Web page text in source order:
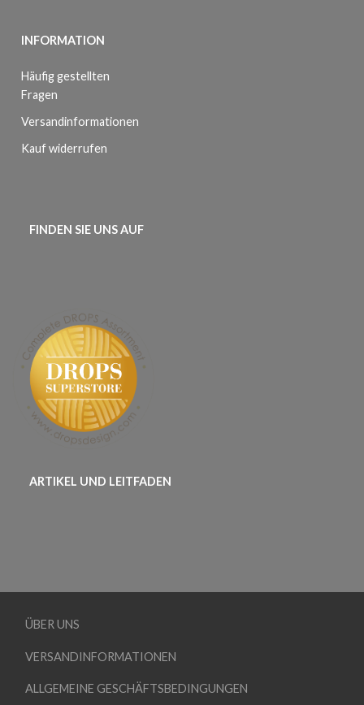
INFORMATION
Häufig gestellten
Fragen
Versandinformationen
Kauf widerrufen
FINDEN SIE UNS AUF
ARTIKEL UND LEITFADEN
ÜBER UNS
VERSANDINFORMATIONEN
ALLGEMEINE GESCHÄFTSBEDINGUNGEN